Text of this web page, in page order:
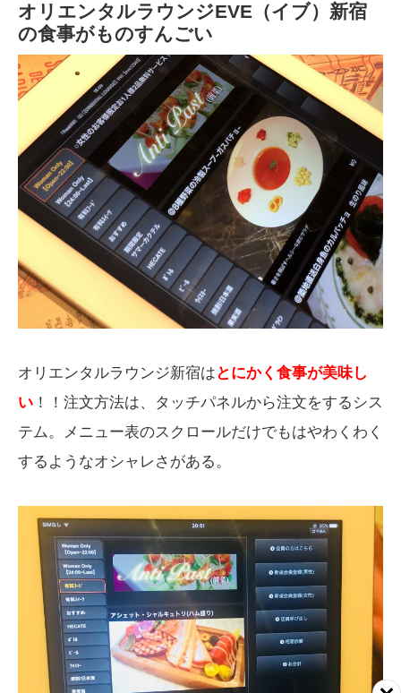
オリエンタルラウンジEVE（イブ）新宿
の食事がものすんごい
オリエンタルラウンジ新宿は とにかく食事が美味し
い ！！注文方法は、タッチパネルから注文をするシス
テム。メニュー表のスクロールだけでもはやわくわく
するようなオシャレさがある。